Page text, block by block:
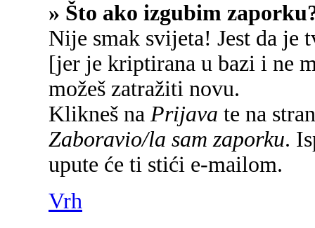
» Što ako izgubim
Nije smak svijeta! Jest da je
[jer je kriptirana u bazi i ne
možeš zatražiti novu.
Klikneš na Prijava te na
Zaboravio/la sam zaporku.
upute će ti stići e-mailom.
Vrh